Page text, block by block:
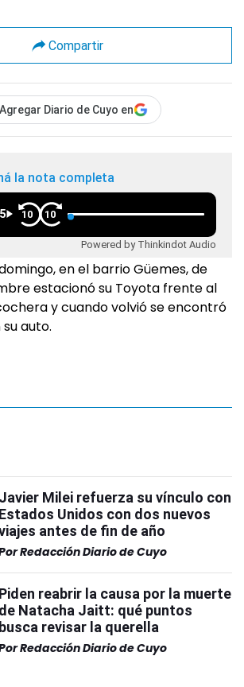
Compartir
Agregar Diario de Cuyo en
la nota completa
10 10
Powered by Thinkindot Audio
en el barrio Güemes, de
estacionó su Toyota frente al
y cuando volvió se encontró
auto.
Javier Milei refuerza su vínculo con
Estados Unidos con dos nuevos
antes de fin de año
Redacción Diario de Cuyo
Piden reabrir la causa por la muerte
de Natacha Jaitt: qué puntos
busca revisar la querella
Redacción Diario de Cuyo